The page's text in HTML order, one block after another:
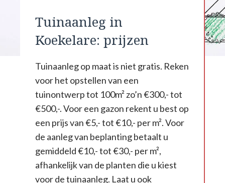
Tuinaanleg in
Koekelare: prijzen
Tuinaanleg op maat is niet gratis. Reken
voor het opstellen van een
tuinontwerp tot 100m² zo’n €300,- tot
€500,-. Voor een gazon rekent u best op
een prijs van €5,- tot €10,- per m². Voor
de aanleg van beplanting betaalt u
gemiddeld €10,- tot €30,- per m²,
afhankelijk van de planten die u kiest
voor de tuinaanleg. Laat u ook